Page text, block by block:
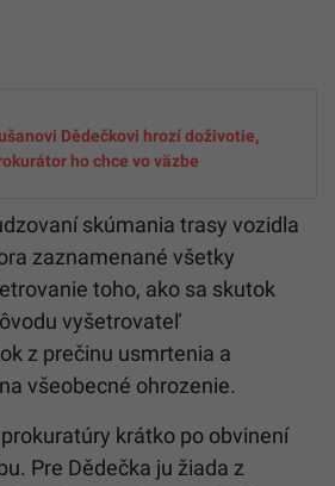
Dědečkovi hrozí doživotie,
ho chce vo väzbe
skúmania trasy vozidla
zaznamenané všetky
toho, ako sa skutok
vyšetrovateľ
z prečinu usmrtenia a
všeobecné ohrozenie.
krátko po obvinení
Pre Dědečka ju žiada z